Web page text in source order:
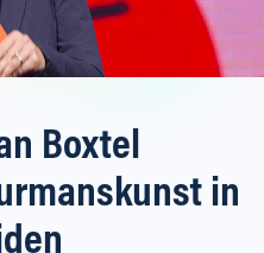
Boxtel
in